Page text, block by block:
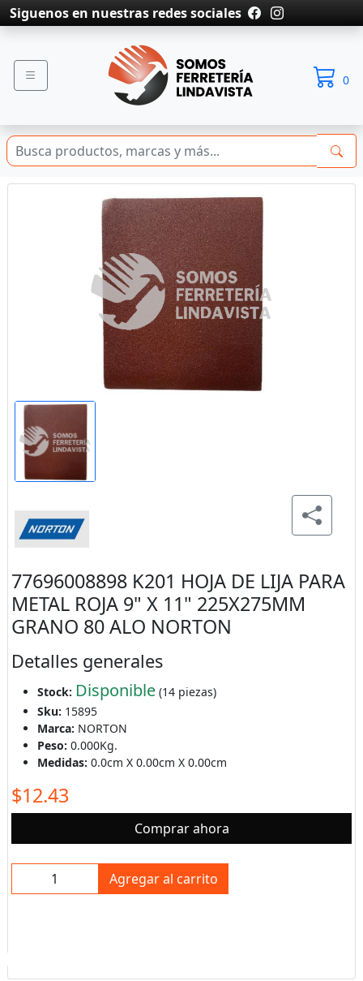
Siguenos en nuestras redes sociales
0
77696008898 K201 HOJA DE LIJA PARA
METAL ROJA 9" X 11" 225X275MM
GRANO 80 ALO NORTON
Detalles generales
Stock: Disponible(14 piezas)
Sku: 15895
Marca: NORTON
Peso: 0.000Kg.
Medidas: 0.0cm X 0.00cm X 0.00cm
$12.43
Comprar ahora
Agregar al carrito